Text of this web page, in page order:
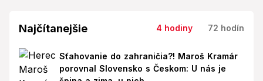
Najčítanejšie 4 hodiny 72 hodín
Sťahovanie do zahraničia?! Maroš Kramár
porovnal Slovensko s Českom: U nás je